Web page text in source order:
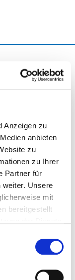
Anzeigen zu
anbieten
zu
zu Ihrer
Partner für
weiter. Unsere
mit
bereitgestellt